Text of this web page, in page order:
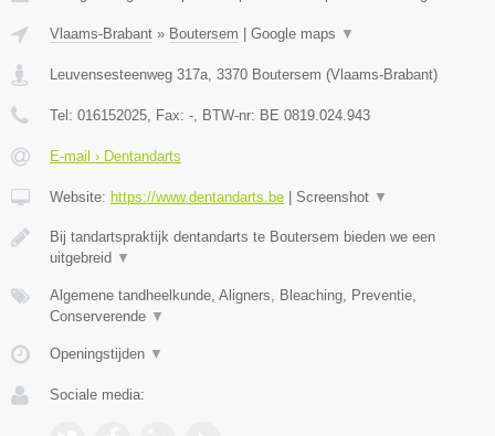
Vlaams-Brabant » Boutersem Google maps ▼
Leuvensesteenweg 317a, 3370 Boutersem (Vlaams-Brabant)
Tel: 016152025, Fax: -, BTW-nr: BE 0819.024.943
E-mail › Dentandarts
Website: https://www.dentandarts.be Screenshot ▼
Bij tandartspraktijk dentandarts te Boutersem bieden we een
uitgebreid ▼
Algemene tandheelkunde, Aligners, Bleaching, Preventie,
Conserverende ▼
Openingstijden ▼
Sociale media: